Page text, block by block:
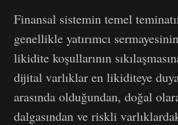
Finansal sistemin temel
genellikle yatırımcı
likidite koşullarının
dijital varlıklar en likiditeye
arasında olduğundan, doğal
dalgasından ve riskli